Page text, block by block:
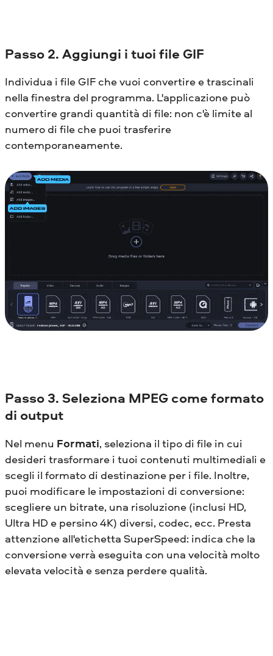
Passo 2. Aggiungi i tuoi file GIF
Individua i file GIF che vuoi convertire e trascinali
nella finestra del programma. L'applicazione può
convertire grandi quantità di file: non c'è limite al
numero di file che puoi trasferire
contemporaneamente.
Passo 3. Seleziona MPEG come formato
di output
Nel menu Formati, seleziona il tipo di file in cui
desideri trasformare i tuoi contenuti multimediali e
scegli il formato di destinazione per i file. Inoltre,
puoi modificare le impostazioni di conversione:
scegliere un bitrate, una risoluzione (inclusi HD,
Ultra HD e persino 4K) diversi, codec, ecc. Presta
attenzione all'etichetta SuperSpeed: indica che la
conversione verrà eseguita con una velocità molto
elevata velocità e senza perdere qualità.